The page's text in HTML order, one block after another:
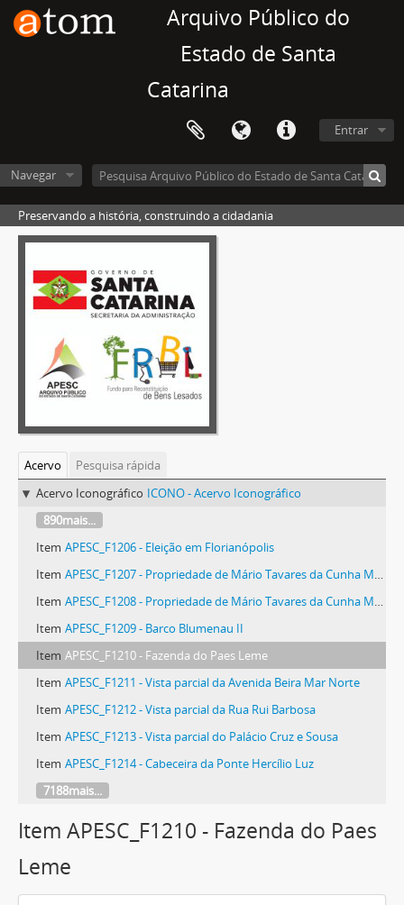
Arquivo Público do
Estado de Santa
Catarina
Entrar
Navegar
Preservando a história, construindo a cidadania
Acervo
Pesquisa rápida
Acervo Iconográfico ICONO - Acervo Iconográfico
890mais...
Item APESC_F1206 - Eleição em Florianópolis
Item APESC_F1207 - Propriedade de Mário Tavares da Cunha Melo (1909-?)
Item APESC_F1208 - Propriedade de Mário Tavares da Cunha Melo (1909-?)
Item APESC_F1209 - Barco Blumenau II
Item APESC_F1210 - Fazenda do Paes Leme
Item APESC_F1211 - Vista parcial da Avenida Beira Mar Norte
Item APESC_F1212 - Vista parcial da Rua Rui Barbosa
Item APESC_F1213 - Vista parcial do Palácio Cruz e Sousa
Item APESC_F1214 - Cabeceira da Ponte Hercílio Luz
7188mais...
Item APESC_F1210 - Fazenda do Paes
Leme